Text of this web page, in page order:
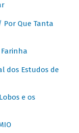
Por Que Tanta
Farinha
dos Estudos de
e os